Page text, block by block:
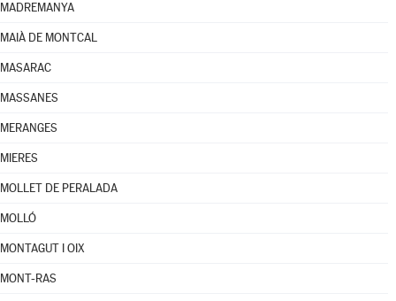
MADREMANYA
MAIÀ DE MONTCAL
MASARAC
MASSANES
MERANGES
MIERES
MOLLET DE PERALADA
MOLLÓ
MONTAGUT I OIX
MONT-RAS